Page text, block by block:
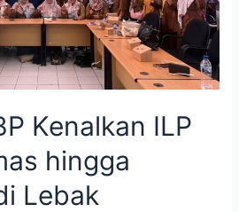
Kenalkan ILP
hingga
Lebak